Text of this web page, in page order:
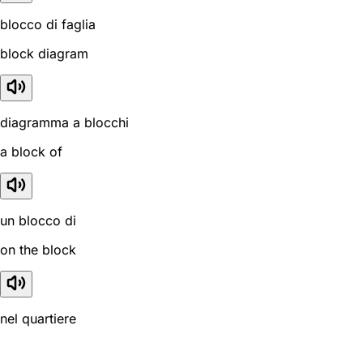
blocco di faglia
block diagram
diagramma a blocchi
a block of
un blocco di
on the block
nel quartiere